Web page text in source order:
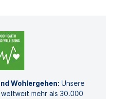
Wohlergehen: Unsere
mehr als 30.000